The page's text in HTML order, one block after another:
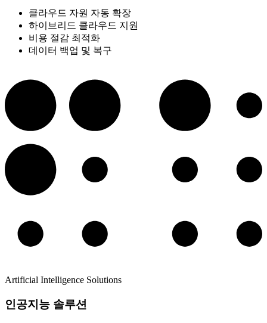
클라우드 자원 자동 확장
하이브리드 클라우드 지원
비용 절감 최적화
데이터 백업 및 복구
Artificial Intelligence Solutions
인공지능 솔루션